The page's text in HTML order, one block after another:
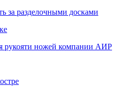
за разделочными досками
рукояти ножей компании АИР